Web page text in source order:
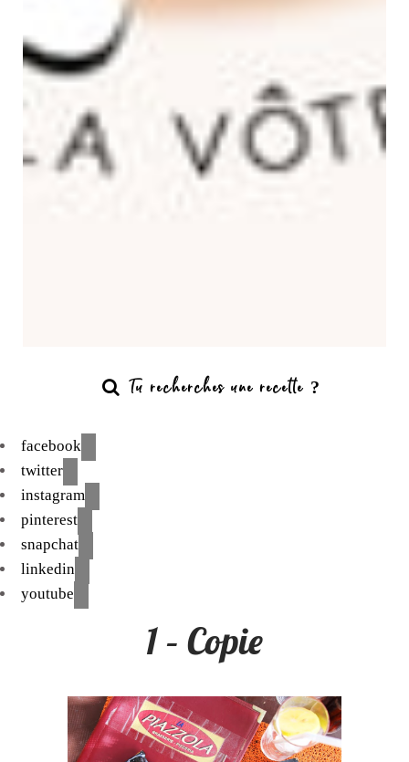
facebook
twitter
instagram
pinterest
snapchat
linkedin
youtube
1 – Copie